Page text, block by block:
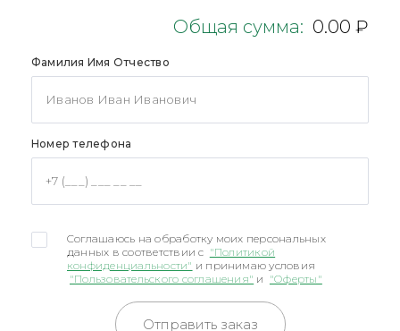
Общая сумма: 0.00 ₽
Фамилия Имя Отчество
Номер телефона
Соглашаюсь на обработку моих персональных
данных в соответствии с "Политикой
конфиденциальности" и принимаю условия
"Пользовательского соглашения" и "Оферты"
Отправить заказ